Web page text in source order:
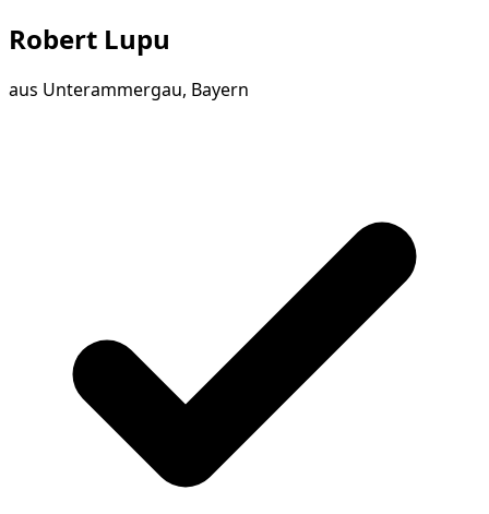
Robert Lupu
aus Unterammergau, Bayern